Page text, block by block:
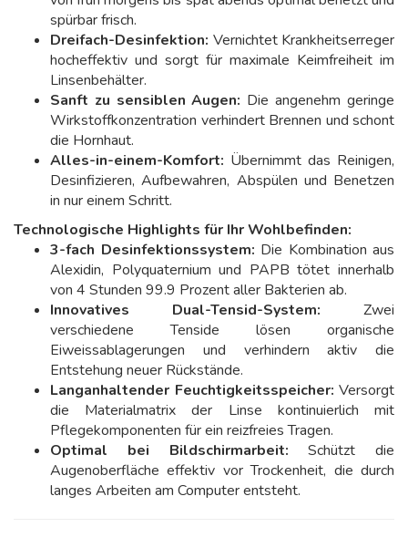
spürbar frisch.
Dreifach-Desinfektion: Vernichtet Krankheitserreger
hocheffektiv und sorgt für maximale Keimfreiheit im
Linsenbehälter.
Sanft zu sensiblen Augen: Die angenehm geringe
Wirkstoffkonzentration verhindert Brennen und schont
die Hornhaut.
Alles-in-einem-Komfort: Übernimmt das Reinigen,
Desinfizieren, Aufbewahren, Abspülen und Benetzen
in nur einem Schritt.
Technologische Highlights für Ihr Wohlbefinden:
3-fach Desinfektionssystem: Die Kombination aus
Alexidin, Polyquaternium und PAPB tötet innerhalb
von 4 Stunden 99.9 Prozent aller Bakterien ab.
Innovatives Dual-Tensid-System: Zwei
verschiedene Tenside lösen organische
Eiweissablagerungen und verhindern aktiv die
Entstehung neuer Rückstände.
Langanhaltender Feuchtigkeitsspeicher: Versorgt
die Materialmatrix der Linse kontinuierlich mit
Pflegekomponenten für ein reizfreies Tragen.
Optimal bei Bildschirmarbeit: Schützt die
Augenoberfläche effektiv vor Trockenheit, die durch
langes Arbeiten am Computer entsteht.